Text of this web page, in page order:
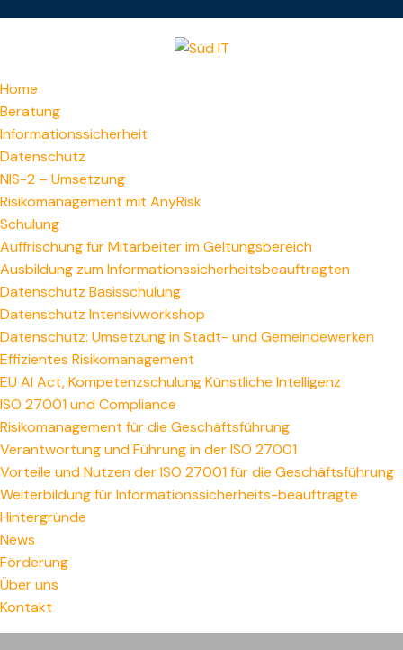
Home
Beratung
Informationssicherheit
Datenschutz
NIS-2 – Umsetzung
Risikomanagement mit AnyRisk
Schulung
Auffrischung für Mitarbeiter im Geltungsbereich
Ausbildung zum Informations­sicherheitsbeauftragten
Datenschutz Basisschulung
Datenschutz Intensivworkshop
Datenschutz: Umsetzung in Stadt- und Gemeindewerken
Effizientes Risikomanagement
EU AI Act, Kompetenzschulung Künstliche Intelligenz
ISO 27001 und Compliance
Risikomanagement für die Geschäftsführung
Verantwortung und Führung in der ISO 27001
Vorteile und Nutzen der ISO 27001 für die Geschäftsführung
Weiterbildung für Informationssicherheits-beauftragte
Hintergründe
News
Förderung
Über uns
Kontakt